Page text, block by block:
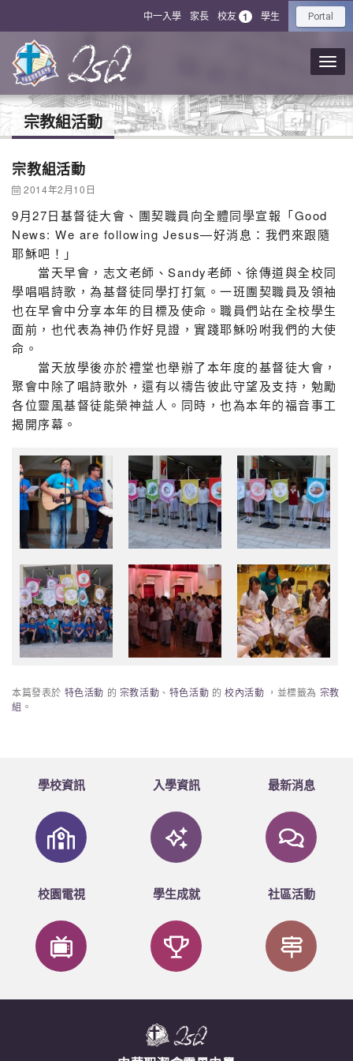
中一入學 家長 校友 1 學生 Portal
宗教組活動
宗教組活動
2014年2月10日
9月27日基督徒大會、團契職員向全體同學宣報「Good
News: We are following Jesus—好消息：我們來跟隨
耶穌吧！」
當天早會，志文老師、Sandy老師、徐傳道與全校同
學唱唱詩歌，為基督徒同學打打氣。一班團契職員及領袖
也在早會中分享本年的目標及使命。職員們站在全校學生
面前，也代表為神仍作好見證，實踐耶穌吩咐我們的大使
命。
當天放學後亦於禮堂也舉辦了本年度的基督徒大會，
聚會中除了唱詩歌外，還有以禱告彼此守望及支持，勉勵
各位靈風基督徒能榮神益人。同時，也為本年的福音事工
揭開序幕。
本篇發表於 特色活動 的 宗教活動 、 特色活動 的校內活動 ，並標籤為 宗教
組 。
學校資訊 入學資訊 最新消息
校園電視 學生成就 社區活動